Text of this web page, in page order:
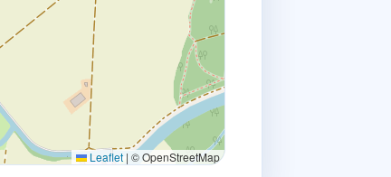
Leaflet | © OpenStreetMap